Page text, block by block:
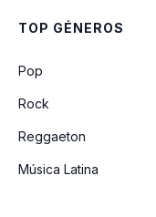
TOP GÉNEROS
Pop
Rock
Reggaeton
Música Latina